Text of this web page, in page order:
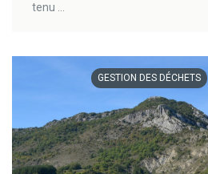
tenu ...
GESTION DES DÉCHETS